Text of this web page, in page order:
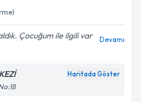
ile bilgilendireceğiz.
ilişkin
Çocuğum ile ilgili var